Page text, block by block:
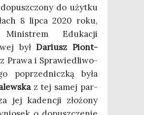
dopusz­czo­ny do użyt­ku
8 lip­ca 2020 roku,
Edu­ka­cji
byłDariusz Piont­
z Pra­wa i Spra­wie­dli­wo­
poprzed­nicz­ką była
z tej samej par­
jej kaden­cji zło­żo­ny